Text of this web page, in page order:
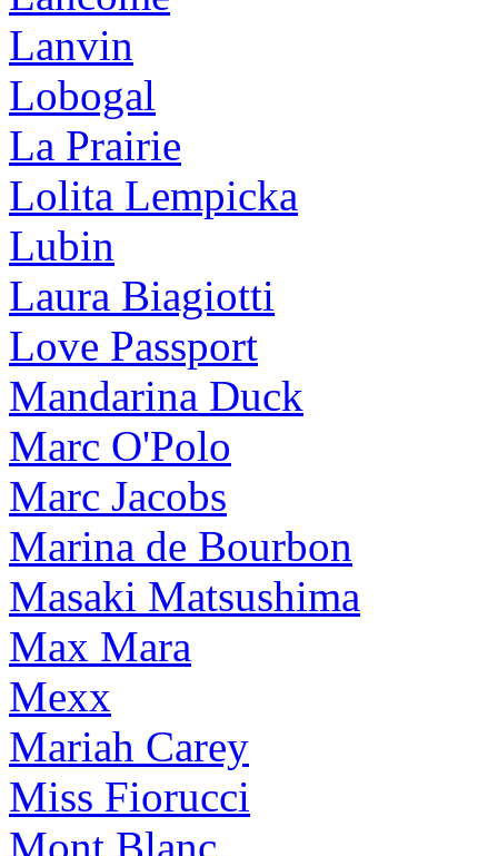
Lanvin
Lobogal
La Prairie
Lolita Lempicka
Lubin
Laura Biagiotti
Love Passport
Mandarina Duck
Marc O'Polo
Marc Jacobs
Marina de Bourbon
Masaki Matsushima
Max Mara
Mexx
Mariah Carey
Miss Fiorucci